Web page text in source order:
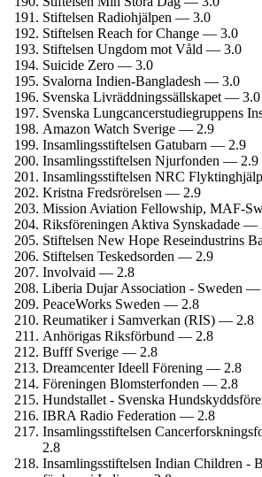
Stiftelsen Radiohjälpen — 3.0
Stiftelsen Reach for Change — 3.0
Stiftelsen Ungdom mot Våld — 3.0
Suicide Zero — 3.0
Svalorna Indien-Bangladesh — 3.0
Svenska Livräddningssällskapet — 3.0
Svenska Lungcancerstudie­gruppens
Amazon Watch Sverige — 2.9
Insamlings­stiftelsen Gatubarn — 2.9
Insamlings­stiftelsen Njurfonden — 2.9
Insamlings­stiftelsen NRC
Kristna Fredsrörelsen — 2.9
Mission Aviation Fellowship, MAF-
Riksföreningen Aktiva Synskadade —
Stiftelsen New Hope Rese­industrins
Stiftelsen Teskedsorden — 2.9
Involvaid — 2.8
Liberia Dujar Association - Sweden
PeaceWorks Sweden — 2.8
Reumatiker i Samverkan (RIS) — 2.8
Anhörigas Riksförbund — 2.8
Bufff Sverige — 2.8
Dreamcenter Ideell Förening — 2.8
Föreningen Blomster­fonden — 2.8
Hundstallet - Svenska
IBRA Radio Federation — 2.8
Insamlings­stiftelsen
2.8
Insamlings­stiftelsen Indian Children -